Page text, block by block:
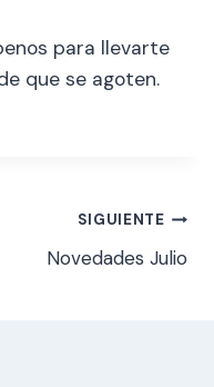
para llevarte
que se agoten.
SIGUIENTE
Novedades Julio